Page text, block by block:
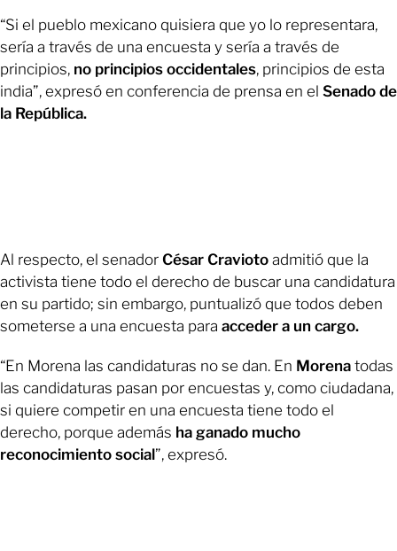
“Si el pueblo mexicano quisiera que yo lo representara,
sería a través de una encuesta y sería a través de
principios, no principios occidentales, principios de esta
india”, expresó en conferencia de prensa en el Senado de
la República.
Al respecto, el senador César Cravioto admitió que la
activista tiene todo el derecho de buscar una candidatura
en su partido; sin embargo, puntualizó que todos deben
someterse a una encuesta para acceder a un cargo.
“En Morena las candidaturas no se dan. En Morena todas
las candidaturas pasan por encuestas y, como ciudadana,
si quiere competir en una encuesta tiene todo el
derecho, porque además ha ganado mucho
reconocimiento social”, expresó.